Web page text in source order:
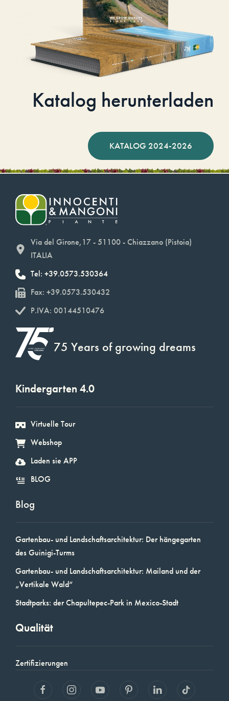
Katalog herunterladen
KATALOG 2024-2026
Via del Girone,17 - 51100 - Chiazzano (Pistoia)
ITALIA
Tel: +39.0573.530364
Fax: +39.0573.530432
P.IVA: 00144510476
75 Years of growing dreams
Kindergarten 4.0
Virtuelle Tour
Webshop
Laden sie APP
BLOG
Blog
Gartenbau- und Landschaftsarchitektur: Der hängegarten
des Guinigi-Turms
Gartenbau- und Landschaftsarchitektur: Mailand und der
„Vertikale Wald“
Stadtparks: der Chapultepec-Park in Mexico-Stadt
Qualität
Zertifizierungen